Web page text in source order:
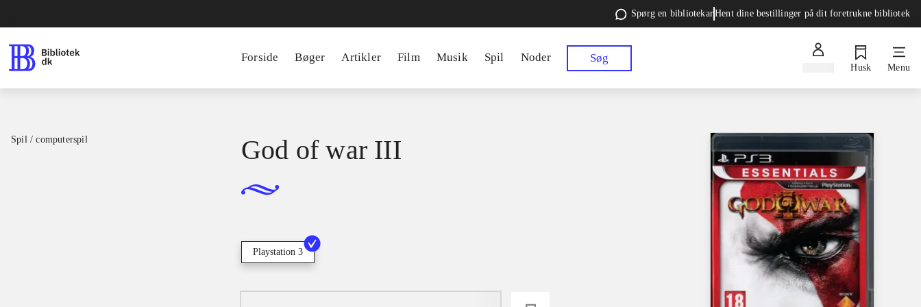
Spørg en bibliotekarHent dine bestillinger på dit foretrukne bibliotek
Forside Bøger Artikler Film Musik Spil Noder Søg
Husk Menu
Spil / computerspil God of war III
Playstation 3